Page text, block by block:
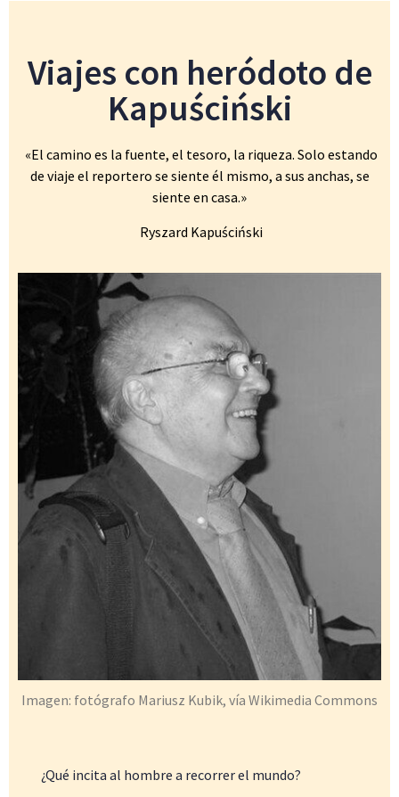
Viajes con heródoto de
Kapuściński
«El camino es la fuente, el tesoro, la riqueza. Solo estando
de viaje el reportero se siente él mismo, a sus anchas, se
siente en casa.»
Ryszard Kapuściński
Imagen: fotógrafo Mariusz Kubik, vía Wikimedia Commons
¿Qué incita al hombre a recorrer el mundo?